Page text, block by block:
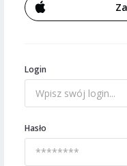
Login
Hasło